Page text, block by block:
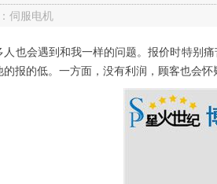
伺服电机
会遇到和我一样的问题。报价时特别痛
报的低。一方面，没有利润，顾客也会